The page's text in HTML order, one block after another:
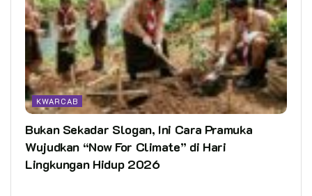
KWARCAB
Bukan Sekadar Slogan, Ini Cara Pramuka
Wujudkan “Now For Climate” di Hari
Lingkungan Hidup 2026